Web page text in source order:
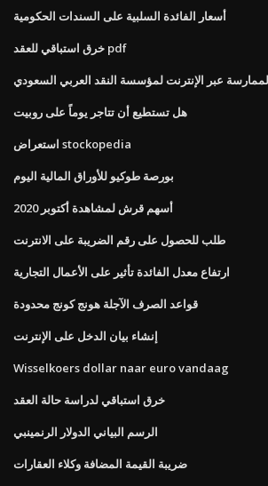
أسعار الفائدة السلبية على السندات الحكومية
خرق استباقي للعقد pdf
عبر الإنترنت لمؤسسة النقد العربي السعودي
هل تستطيع أن تتاجر يوماً على روبيت
استعراض stockopedia
بورصة طوكيو للأوراق المالية اليوم
أسهم قرش لمشاهدة أكتوبر 2020
طلب للحصول على رقم الضريبة على الانترنت
ارتفاع معدل الفائدة تأثير على الأعمال التجارية
قواعد الصرف الآجلة هونج كونج محدودة
إنشاء بيان الدخل على الإنترنت
Wisselkoers dollar naar euro vandaag
خرق استباقي لدراسة حالة العقد
الرسم البياني الدولار الرنمينبي
ضريبة القيمة المضافة وكلاء العقارات